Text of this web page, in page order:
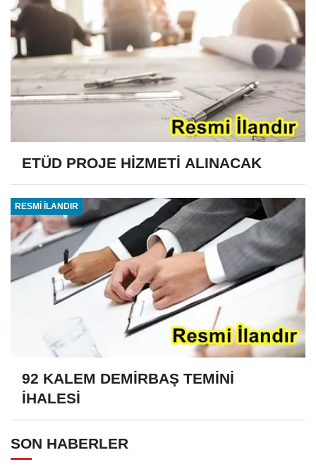
ETÜD PROJE HİZMETİ ALINACAK
RESMİ İLANDIR
92 KALEM DEMİRBAŞ TEMİNİ
İHALESİ
SON HABERLER